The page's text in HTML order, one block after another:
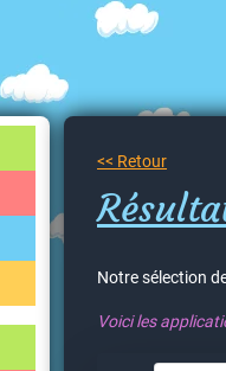
<< Retour
Notre sélection
Voici les